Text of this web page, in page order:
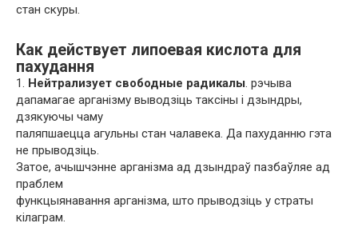
стан скуры.
Как действует липоевая кислота для
пахудання
1. Нейтрализует свободные радикалы. рэчыва
дапамагае арганізму выводзіць таксіны і дзындры,
дзякуючы чаму
паляпшаецца агульны стан чалавека. Да пахуданню гэта
не прыводзіць.
Затое, ачышчэнне арганізма ад дзындраў пазбаўляе ад
праблем
функцыянавання арганізма, што прыводзіць у страты
кілаграм.